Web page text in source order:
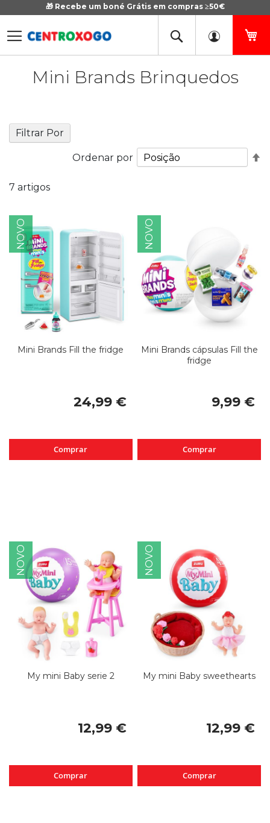
🎁 Recebe um boné Grátis em compras ≥50€
Ir
Conteúdo
Mini Brands Brinquedos
Filtrar Por
7 artigos
Ordenar por
NOVO
Mini Brands Fill the fridge
24,99 €
Comprar
NOVO
Mini Brands cápsulas Fill the
fridge
9,99 €
Comprar
NOVO
My mini Baby serie 2
12,99 €
Comprar
NOVO
My mini Baby sweethearts
12,99 €
Comprar